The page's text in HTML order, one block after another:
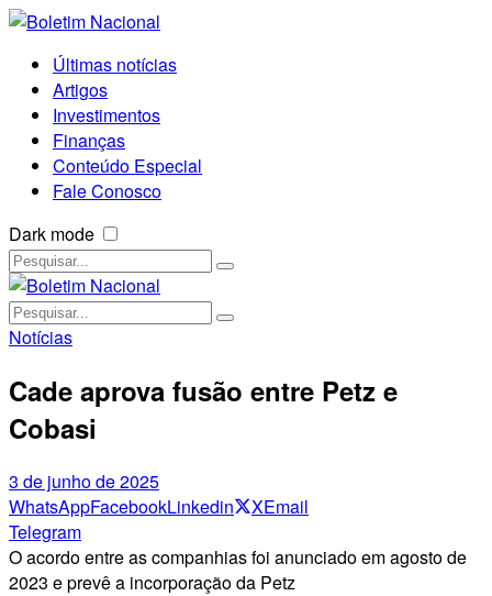
Últimas notícias
Artigos
Investimentos
Finanças
Conteúdo Especial
Fale Conosco
Dark mode
Notícias
Cade aprova fusão entre Petz e
Cobasi
3 de junho de 2025
WhatsAppFacebookLinkedin XEmail
Telegram
O acordo entre as companhias foi anunciado em agosto de
2023 e prevê a incorporação da Petz